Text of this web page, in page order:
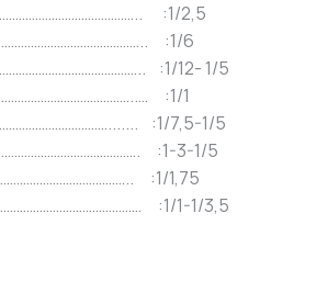
:1/2,5
:1/6
:1/12- 1/5
:1/1
:1/7,5-1/5
:1-3-1/5
:1/1,75
:1/1-1/3,5